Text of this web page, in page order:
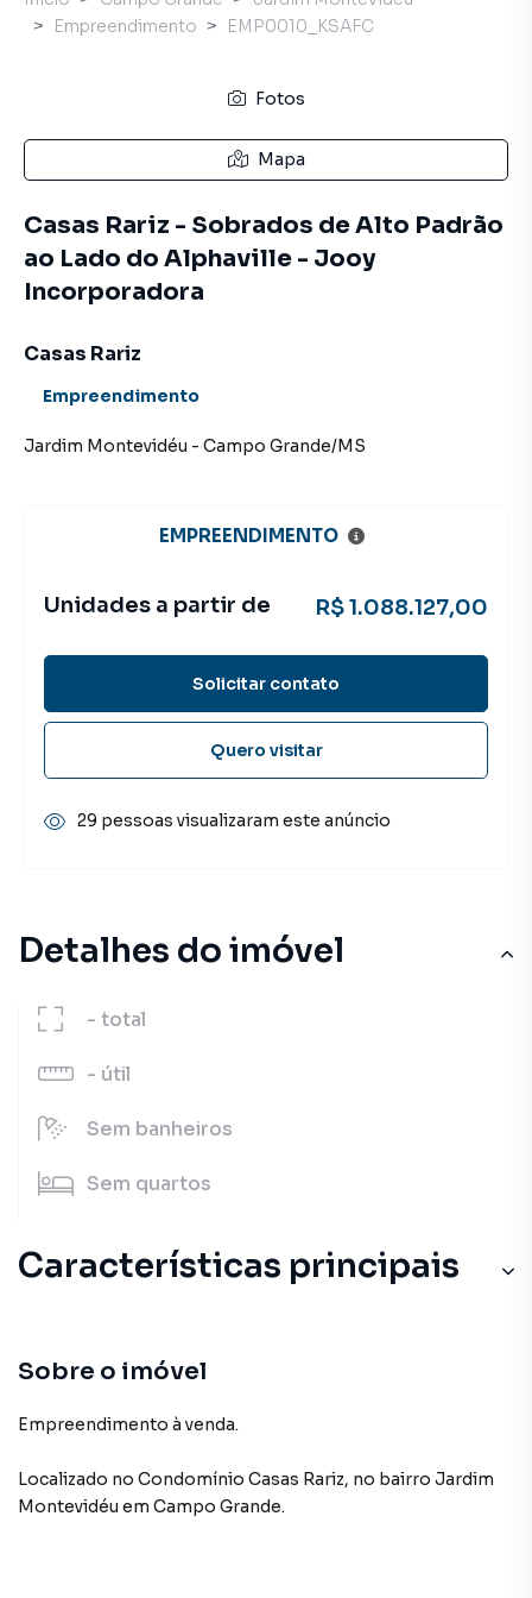
Detalhes do imóvel
- total
- útil
Sem banheiros
Sem quartos
Características principais
Sobre o imóvel
Empreendimento à venda.
Localizado no Condomínio Casas Rariz, no bairro Jardim
Montevidéu em Campo Grande.
Empreendimento
EMP0010_KSAFC
Fotos
Mapa
Casas Rariz - Sobrados de Alto Padrão
ao Lado do Alphaville - Jooy
Incorporadora
Casas Rariz
Empreendimento
Jardim Montevidéu - Campo Grande/MS
EMPREENDIMENTO
Unidades a partir de R$ 1.088.127,00
Solicitar contato
Quero visitar
29 pessoas visualizaram este anúncio